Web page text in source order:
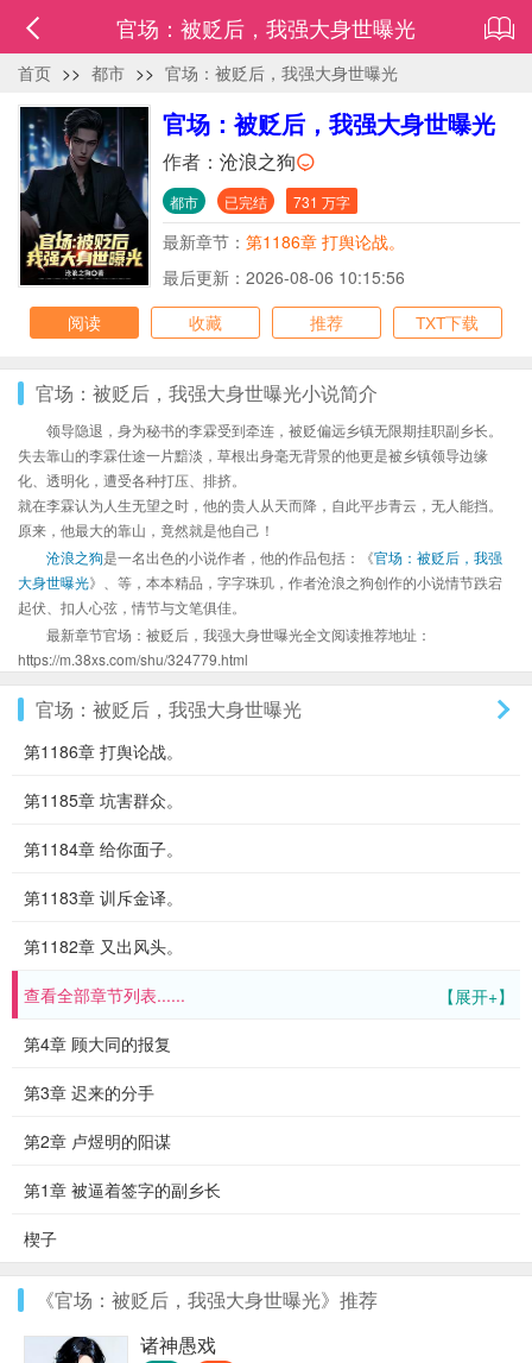
官场：被贬后，我强大身世曝光
首页 >> 都市 >> 官场：被贬后，我强大身世曝光
官场：被贬后，我强大身世曝光
作者： 沧浪之狗
都市 已完结 731 万字
最新章节： 第1186章 打舆论战。
最后更新：2026-08-06 10:15:56
阅读
收藏 推荐 TXT下载
官场：被贬后，我强大身世曝光小说简介
领导隐退，身为秘书的李霖受到牵连，被贬偏远乡镇无限期挂职副乡长。
失去靠山的李霖仕途一片黯淡，草根出身毫无背景的他更是被乡镇领导边缘
化、透明化，遭受各种打压、排挤。
就在李霖认为人生无望之时，他的贵人从天而降，自此平步青云，无人能挡。
原来，他最大的靠山，竟然就是他自己！
沧浪之狗是一名出色的小说作者，他的作品包括：《官场：被贬后，我强
大身世曝光》、等，本本精品，字字珠玑，作者沧浪之狗创作的小说情节跌宕
起伏、扣人心弦，情节与文笔俱佳。
最新章节官场：被贬后，我强大身世曝光全文阅读推荐地址：
https://m.38xs.com/shu/324779.html
官场：被贬后，我强大身世曝光
第1186章 打舆论战。
第1185章 坑害群众。
第1184章 给你面子。
第1183章 训斥金译。
第1182章 又出风头。
【展开+】
查看全部章节列表......
第4章 顾大同的报复
第3章 迟来的分手
第2章 卢煜明的阳谋
第1章 被逼着签字的副乡长
楔子
《官场：被贬后，我强大身世曝光》推荐
诸神愚戏